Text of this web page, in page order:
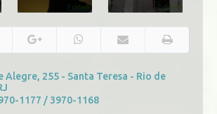
Alegre, 255 - Santa Teresa - Rio de
1177 / 3970-1168